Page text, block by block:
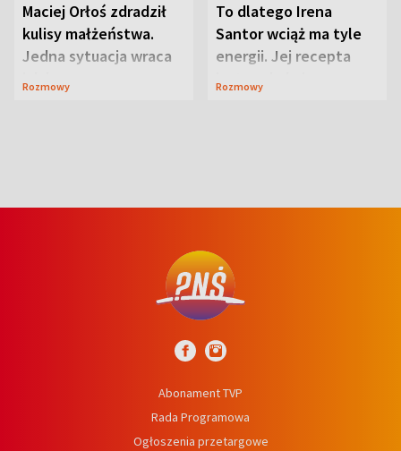
Maciej Orłoś zdradził
kulisy małżeństwa.
Jedna sytuacja wraca
jak bumerang
Rozmowy
To dlatego Irena
Santor wciąż ma tyle
energii. Jej recepta
jest zaskakująco
Rozmowy
Abonament TVP
Rada Programowa
Ogłoszenia przetargowe